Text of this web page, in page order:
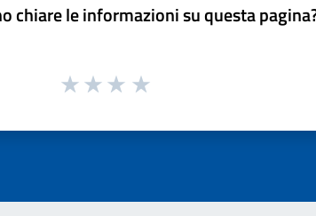
chiare le informazioni su questa